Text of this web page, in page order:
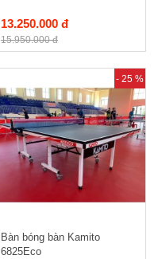
13.250.000 đ
15.950.000 đ
- 25 %
Bàn bóng bàn Kamito
6825Eco